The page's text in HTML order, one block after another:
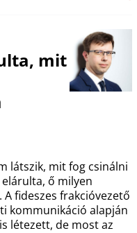
mit
látszik, mit fog csinálni
ő milyen
fideszes frakcióvezető
kommunikáció alapján
létezett, de most az